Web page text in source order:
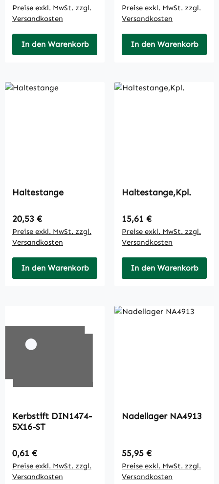
Preise exkl. MwSt. zzgl.
Versandkosten
In den Warenkorb
Preise exkl. MwSt. zzgl.
Versandkosten
In den Warenkorb
Haltestange
Regulärer Preis:
20,53 €
Preise exkl. MwSt. zzgl.
Versandkosten
In den Warenkorb
Haltestange,Kpl.
Regulärer Preis:
15,61 €
Preise exkl. MwSt. zzgl.
Versandkosten
In den Warenkorb
Kerbstift DIN1474-
5X16-ST
Regulärer Preis:
0,61 €
Preise exkl. MwSt. zzgl.
Versandkosten
Nadellager NA4913
Regulärer Preis:
55,95 €
Preise exkl. MwSt. zzgl.
Versandkosten